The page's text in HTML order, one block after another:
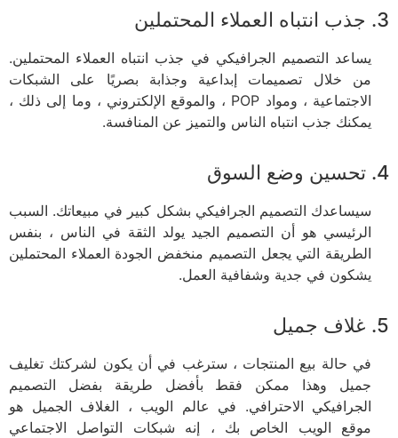
3. جذب انتباه العملاء المحتملين
يساعد التصميم الجرافيكي في جذب انتباه العملاء المحتملين.
من خلال تصميمات إبداعية وجذابة بصريًا على الشبكات
الاجتماعية ، ومواد POP ، والموقع الإلكتروني ، وما إلى ذلك ،
يمكنك جذب انتباه الناس والتميز عن المنافسة.
4. تحسين وضع السوق
سيساعدك التصميم الجرافيكي بشكل كبير في مبيعاتك. السبب
الرئيسي هو أن التصميم الجيد يولد الثقة في الناس ، بنفس
الطريقة التي يجعل التصميم منخفض الجودة العملاء المحتملين
يشكون في جدية وشفافية العمل.
5. غلاف جميل
في حالة بيع المنتجات ، سترغب في أن يكون لشركتك تغليف
جميل وهذا ممكن فقط بأفضل طريقة بفضل التصميم
الجرافيكي الاحترافي. في عالم الويب ، الغلاف الجميل هو
موقع الويب الخاص بك ، إنه شبكات التواصل الاجتماعي